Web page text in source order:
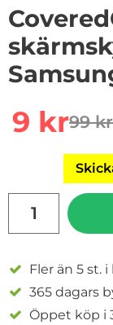
rea
9 kr99 kr
Fler än 5 st.
365 dagars
Öppet köp i